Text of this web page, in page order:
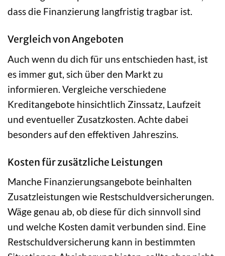
dass die Finanzierung langfristig tragbar ist.
Vergleich von Angeboten
Auch wenn du dich für uns entschieden hast, ist
es immer gut, sich über den Markt zu
informieren. Vergleiche verschiedene
Kreditangebote hinsichtlich Zinssatz, Laufzeit
und eventueller Zusatzkosten. Achte dabei
besonders auf den effektiven Jahreszins.
Kosten für zusätzliche Leistungen
Manche Finanzierungsangebote beinhalten
Zusatzleistungen wie Restschuldversicherungen.
Wäge genau ab, ob diese für dich sinnvoll sind
und welche Kosten damit verbunden sind. Eine
Restschuldversicherung kann in bestimmten